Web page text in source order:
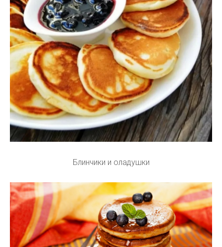
Блинчики и оладушки